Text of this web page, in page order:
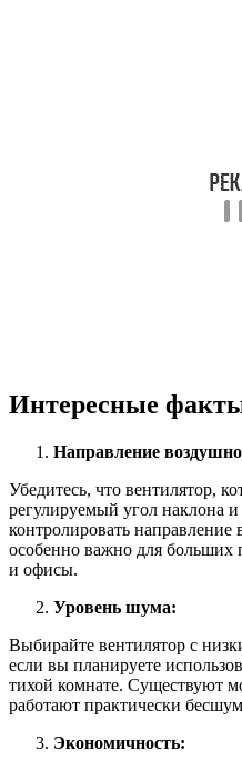
Интересные
Направление
Убедитесь, что вентилятор,
регулируемый угол наклона
контролировать
особенно важно для больших
и офисы.
Уровень шума:
Выбирайте вентилятор с
если вы планируете
тихой комнате. Существуют
работают практически
Экономичность: